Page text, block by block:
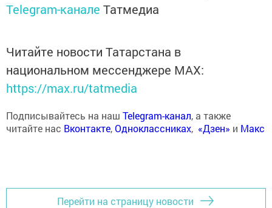
Telegram-канале Татмедиа
Читайте новости Татарстана в
национальном мессенджере MАХ:
https://max.ru/tatmedia
Подписывайтесь на наш Telegram-канал, а также
читайте нас Вконтакте,Одноклассниках, «Дзен» и Макс
Перейти на страницу новости